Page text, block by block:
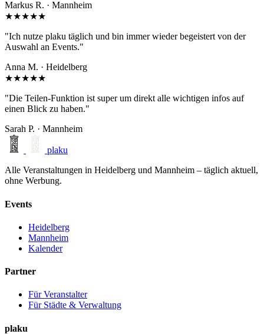
Markus R. · Mannheim
★★★★★
"Ich nutze plaku täglich und bin immer wieder begeistert von der
Auswahl an Events."
Anna M. · Heidelberg
★★★★★
"Die Teilen-Funktion ist super um direkt alle wichtigen infos auf
einen Blick zu haben."
Sarah P. · Mannheim
plaku
Alle Veranstaltungen in Heidelberg und Mannheim – täglich aktuell,
ohne Werbung.
Events
Heidelberg
Mannheim
Kalender
Partner
Für Veranstalter
Für Städte & Verwaltung
plaku